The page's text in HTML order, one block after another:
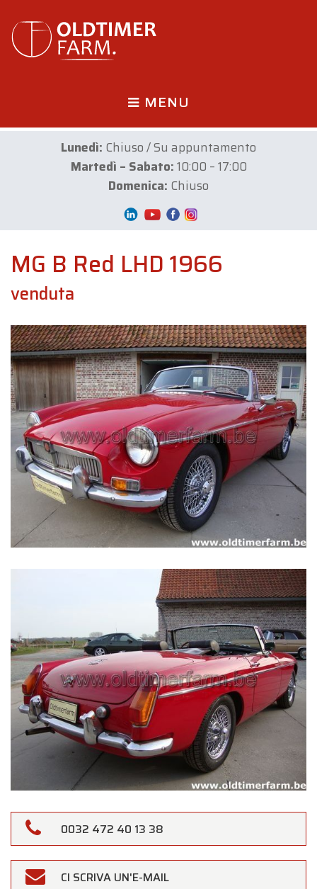
MENU
Lunedì: Chiuso / Su appuntamento
Martedì – Sabato:10:00 – 17:00
Domenica: Chiuso
MG B Red LHD 1966
venduta
0032 472 40 13 38
CI SCRIVA UN'E-MAIL